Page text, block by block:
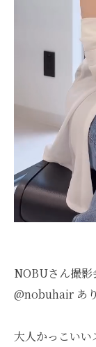
NOBUさん撮影
@nobuhair あ
大人かっこいい